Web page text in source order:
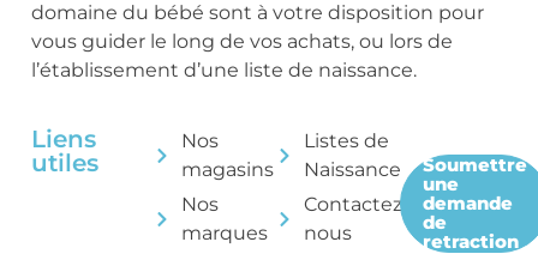
domaine du bébé sont à votre disposition pour
vous guider le long de vos achats, ou lors de
l’établissement d’une liste de naissance.
Liens
utiles
Nos
magasins
Nos
marques
Listes de
Naissance
Contactez-
nous
Soumettre
une
demande
de
retraction